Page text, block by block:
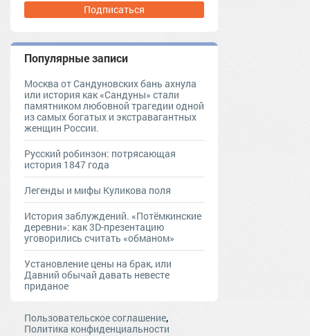
Подписаться
Популярные записи
Москва от Сандуновских бань ахнула
или история как «Сандуны» стали
памятником любовной трагедии одной
из самых богатых и экстравагантных
женщин России.
Русский робинзон: потрясающая
история 1847 года
Легенды и мифы Куликова поля
История заблуждений. «Потёмкинские
деревни»: как 3D-презентацию
уговорились считать «обманом»
Установление цены на брак, или
Давний обычай давать невесте
приданое
Пользовательское соглашение,
Политика конфиденциальности